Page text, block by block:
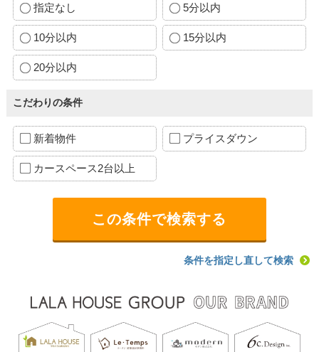
指定なし 5分以内
10分以内 15分以内
20分以内
こだわりの条件
新着物件 プライスダウン
カースペース2台以上
条件を指定し直して検索